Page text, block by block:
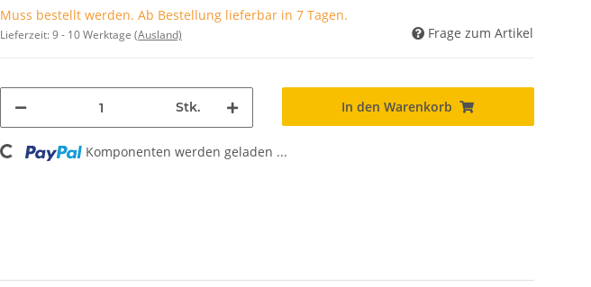
Muss bestellt werden. Ab Bestellung lieferbar in 7 Tagen.
Lieferzeit:9 - 10 Werktage (Ausland) Frage zum Artikel
Stk. In den Warenkorb
Loading... Komponenten werden geladen ...